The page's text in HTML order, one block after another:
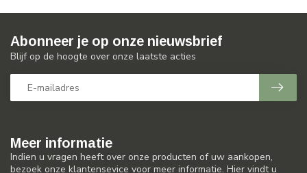
Meer informatie
Indien u vragen heeft over onze producten of uw aankopen,
bezoek onze klantensevice voor meer informatie. Hier vindt u
Abonneer je op onze nieuwsbrief
Blijf op de hoogte over onze laatste acties